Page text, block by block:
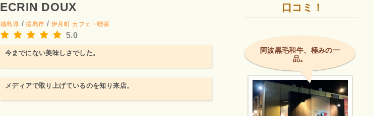
ECRIN DOUX
徳島県 /徳島市 / 伊月町 カフェ・喫茶
5.0
今までにない美味しさでした。
メディアで取り上げているのを知り来店。
口コミ！
阿波黒毛和牛、極みの一
品。